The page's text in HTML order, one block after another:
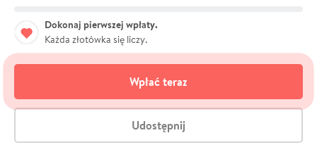
Dokonaj pierwszej wpłaty.
Każda złotówka się liczy.
Wpłać teraz
Udostępnij